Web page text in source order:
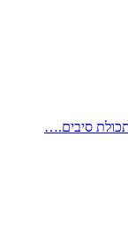
סיבים.…